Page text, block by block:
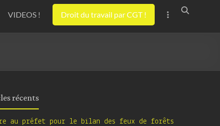
VIDEOS ! Droit du travail par CGT !
récents
au préfet pour le bilan des feux de forêts